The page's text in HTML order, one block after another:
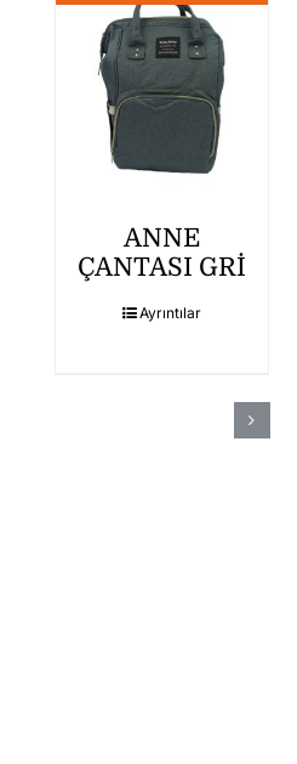
ANNE
ÇANTASI GRİ
Ayrıntılar